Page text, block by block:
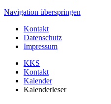
Navigation überspringen
Kontakt
Datenschutz
Impressum
KKS
Kontakt
Kalender
Kalenderleser